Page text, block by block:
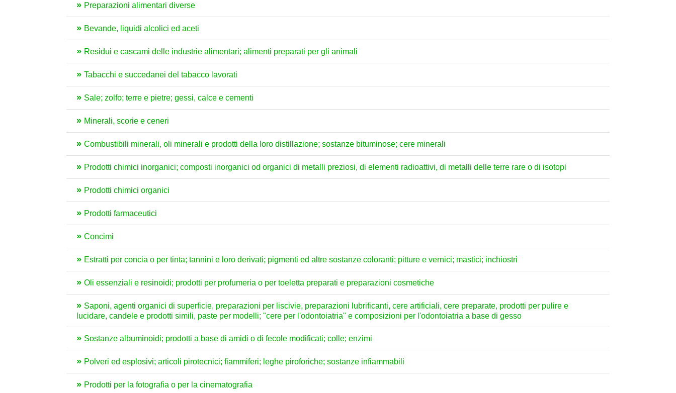
Preparazioni alimentari diverse
Bevande, liquidi alcolici ed aceti
Residui e cascami delle industrie alimentari; alimenti preparati per gli animali
Tabacchi e succedanei del tabacco lavorati
Sale; zolfo; terre e pietre; gessi, calce e cementi
Minerali, scorie e ceneri
Combustibili minerali, oli minerali e prodotti della loro distillazione; sostanze bituminose; cere minerali
Prodotti chimici inorganici; composti inorganici od organici di metalli preziosi, di elementi radioattivi, di metalli delle terre rare o di isotopi
Prodotti chimici organici
Prodotti farmaceutici
Concimi
Estratti per concia o per tinta; tannini e loro derivati; pigmenti ed altre sostanze coloranti; pitture e vernici; mastici; inchiostri
Oli essenziali e resinoidi; prodotti per profumeria o per toeletta preparati e preparazioni cosmetiche
Saponi, agenti organici di superficie, preparazioni per liscivie, preparazioni lubrificanti, cere artificiali, cere preparate, prodotti per pulire e
lucidare, candele e prodotti simili, paste per modelli; "cere per l'odontoiatria" e composizioni per l'odontoiatria a base di gesso
Sostanze albuminoidi; prodotti a base di amidi o di fecole modificati; colle; enzimi
Polveri ed esplosivi; articoli pirotecnici; fiammiferi; leghe piroforiche; sostanze infiammabili
Prodotti per la fotografia o per la cinematografia